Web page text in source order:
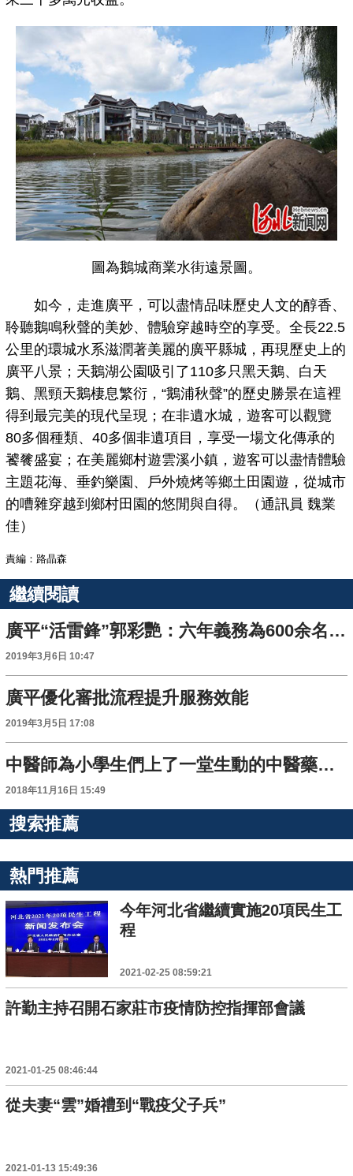
圖為鵝城商業水街遠景圖。
如今，走進廣平，可以盡情品味歷史人文的醇香、
聆聽鵝鳴秋聲的美妙、體驗穿越時空的享受。全長22.5
公里的環城水系滋潤著美麗的廣平縣城，再現歷史上的
廣平八景；天鵝湖公園吸引了110多只黑天鵝、白天
鵝、黑頸天鵝棲息繁衍，“鵝浦秋聲”的歷史勝景在這裡
得到最完美的現代呈現；在非遺水城，遊客可以觀覽
80多個種類、40多個非遺項目，享受一場文化傳承的
饕餮盛宴；在美麗鄉村遊雲溪小鎮，遊客可以盡情體驗
主題花海、垂釣樂園、戶外燒烤等鄉土田園遊，從城市
的嘈雜穿越到鄉村田園的悠閒與自得。（通訊員 魏業
佳）
責編：路晶森
繼續閱讀
廣平“活雷鋒”郭彩艷：六年義務為600余名老人上門理髮
2019年3月6日 10:47
廣平優化審批流程提升服務效能
2019年3月5日 17:08
中醫師為小學生們上了一堂生動的中醫藥實踐課
2018年11月16日 15:49
搜索推薦
熱門推薦
今年河北省繼續實施20項民生工
程
2021-02-25 08:59:21
許勤主持召開石家莊市疫情防控指揮部會議
2021-01-25 08:46:44
從夫妻“雲”婚禮到“戰疫父子兵”
2021-01-13 15:49:36